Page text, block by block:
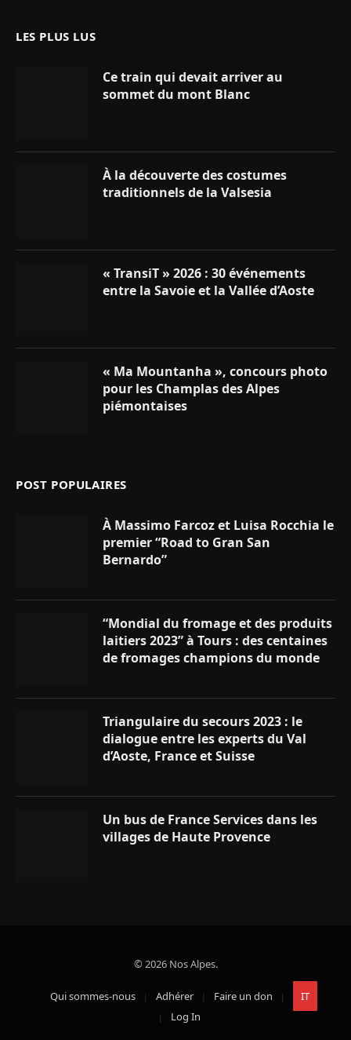
LES PLUS LUS
Ce train qui devait arriver au
sommet du mont Blanc
À la découverte des costumes
traditionnels de la Valsesia
« TransiT » 2026 : 30 événements
entre la Savoie et la Vallée d’Aoste
« Ma Mountanha », concours photo
pour les Champlas des Alpes
piémontaises
POST POPULAIRES
À Massimo Farcoz et Luisa Rocchia le
premier “Road to Gran San
Bernardo”
“Mondial du fromage et des produits
laitiers 2023” à Tours : des centaines
de fromages champions du monde
Triangulaire du secours 2023 : le
dialogue entre les experts du Val
d’Aoste, France et Suisse
Un bus de France Services dans les
villages de Haute Provence
© 2026 Nos Alpes.
Qui sommes-nous Adhérer Faire un don
IT
Log In